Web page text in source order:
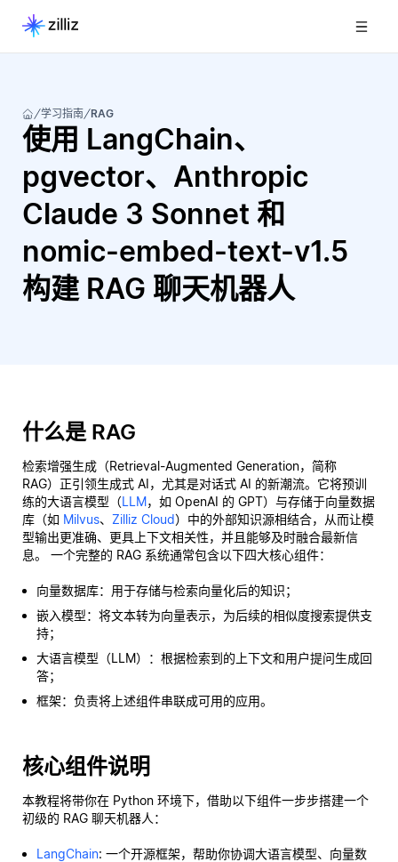
学习指南 RAG
使用 LangChain、
pgvector、Anthropic
Claude 3 Sonnet 和
nomic-embed-text-v1.5
构建 RAG 聊天机器人
什么是 RAG
检索增强生成（Retrieval-Augmented Generation，简称
RAG）正引领生成式 AI，尤其是对话式 AI 的新潮流。它将预训
练的大语言模型（LLM，如 OpenAI 的 GPT）与存储于向量数据
库（如 Milvus、 Zilliz Cloud）中的外部知识源相结合，从而让模
型输出更准确、更具上下文相关性，并且能够及时融合最新信
息。 一个完整的 RAG 系统通常包含以下四大核心组件：
向量数据库：用于存储与检索向量化后的知识；
嵌入模型：将文本转为向量表示，为后续的相似度搜索提供支
持；
大语言模型（LLM）：根据检索到的上下文和用户提问生成回
答；
框架：负责将上述组件串联成可用的应用。
核心组件说明
本教程将带你在 Python 环境下，借助以下组件一步步搭建一个
初级的 RAG 聊天机器人：
LangChain: 一个开源框架，帮助你协调大语言模型、向量数